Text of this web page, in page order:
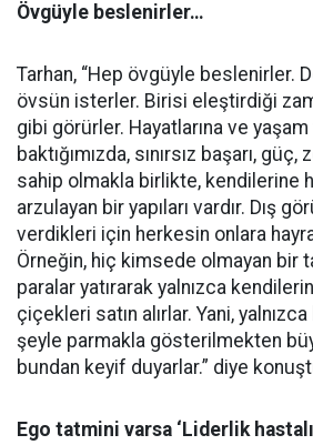
Övgüyle beslenirler…
Tarhan, “Hep övgüyle beslenirler.
övsün isterler. Birisi eleştirdiği
gibi görürler. Hayatlarına ve
baktığımızda, sınırsız başarı,
sahip olmakla birlikte, kendilerine
arzulayan bir yapıları vardır. Dış
verdikleri için herkesin onlara
Örneğin, hiç kimsede olmayan bir
paralar yatırarak yalnızca
çiçekleri satın alırlar. Yani,
şeyle parmakla gösterilmekten
bundan keyif duyarlar.” diye
Ego tatmini varsa ‘Liderlik